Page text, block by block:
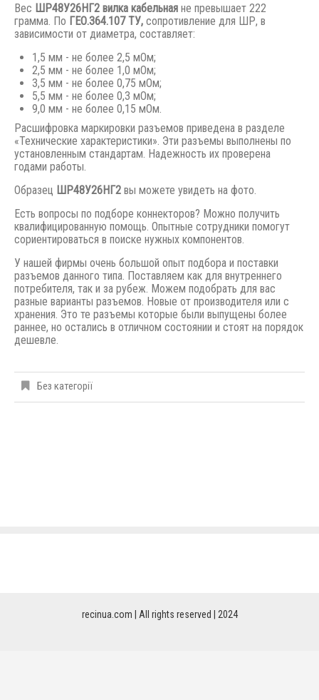
Вес ШР48У26НГ2 вилка кабельная не превышает 222
грамма. По ГЕО.364.107 ТУ, сопротивление для ШР, в
зависимости от диаметра, составляет:
1,5 мм - не более 2,5 мОм;
2,5 мм - не более 1,0 мОм;
3,5 мм - не более 0,75 мОм;
5,5 мм - не более 0,3 мОм;
9,0 мм - не более 0,15 мОм.
Расшифровка маркировки разъемов приведена в разделе
«Технические характеристики». Эти разъемы выполнены по
установленным стандартам. Надежность их проверена
годами работы.
Образец ШР48У26НГ2 вы можете увидеть на фото.
Есть вопросы по подборе коннекторов? Можно получить
квалифицированную помощь. Опытные сотрудники помогут
сориентироваться в поиске нужных компонентов.
У нашей фирмы очень большой опыт подбора и поставки
разъемов данного типа. Поставляем как для внутреннего
потребителя, так и за рубеж. Можем подобрать для вас
разные варианты разъемов. Новые от производителя или с
хранения. Это те разъемы которые были выпущены более
раннее, но остались в отличном состоянии и стоят на порядок
дешевле.
Без категорії
recinua.com | All rights reserved | 2024